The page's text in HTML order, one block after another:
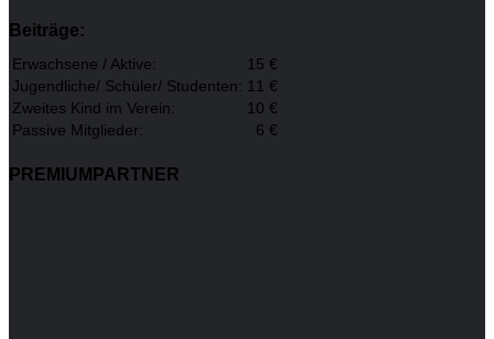
Beiträge:
Erwachsene / Aktive:
15 €
Jugendliche/ Schüler/ Studenten: 11 €
Zweites Kind im Verein:
10 €
Passive Mitglieder:
6 €
PREMIUMPARTNER